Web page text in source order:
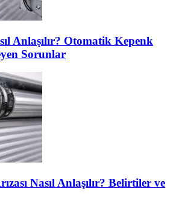
Anlaşılır? Otomatik Kepenk
Sorunlar
Nasıl Anlaşılır? Belirtiler ve